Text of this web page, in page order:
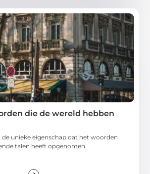
die de wereld hebben
de unieke eigenschap dat het woorden
talen heeft opgenomen